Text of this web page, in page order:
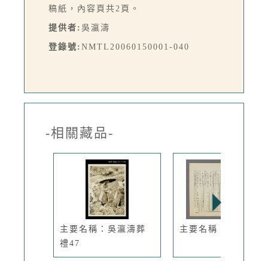
稿紙，內容頁共2頁。
提供者: 吳瀛濤
登錄號: NMTL20060150001-040
-相關藏品-
主要名稱：吳瀛濤葬
禮47
主要名稱：名賢集